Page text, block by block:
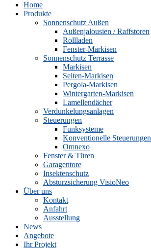
Home
Produkte
Sonnenschutz Außen
Außenjalousien / Raffstoren
Rollladen
Fenster-Markisen
Sonnenschutz Terrasse
Markisen
Seiten-Markisen
Pergola-Markisen
Wintergarten-Markisen
Lamellendächer
Verdunkelungsanlagen
Steuerungen
Funksysteme
Konventionelle Steuerungen
Omnexo
Fenster & Türen
Garagentore
Insektenschutz
Absturzsicherung VisioNeo
Über uns
Kontakt
Anfahrt
Ausstellung
News
Angebote
Ihr Projekt